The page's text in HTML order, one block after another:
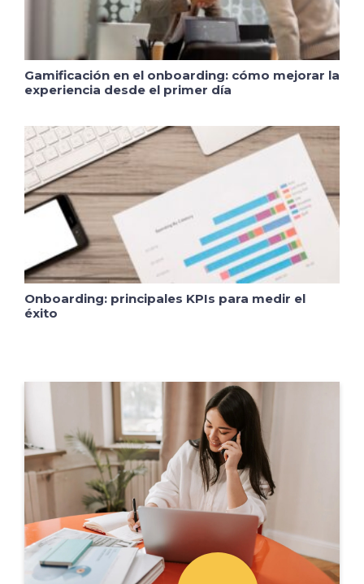
Gamificación en el onboarding: cómo mejorar la
experiencia desde el primer día
Onboarding: principales KPIs para medir el
éxito